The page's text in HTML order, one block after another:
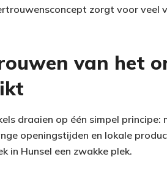
zorgt voor
van het
draaien op één simpel
openingstijden en lokale
in Hunsel een zwakke plek.